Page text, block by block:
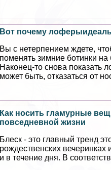
Вот почему
Вы с нетерпением ждете,
поменять зимние ботинки на
Наконец-то снова показать
может быть, отказаться от
Как носить гламурные
повседневной жизни
Блеск - это главный тренд
рождественских вечеринках
и в течение дня. В